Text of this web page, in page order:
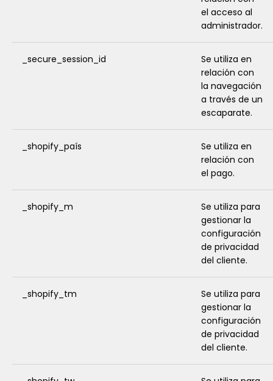
el acceso al
administrador.
_secure_session_id
Se utiliza en
relación con
la navegación
a través de un
escaparate.
_shopify_país
Se utiliza en
relación con
el pago.
_shopify_m
Se utiliza para
gestionar la
configuración
de privacidad
del cliente.
_shopify_tm
Se utiliza para
gestionar la
configuración
de privacidad
del cliente.